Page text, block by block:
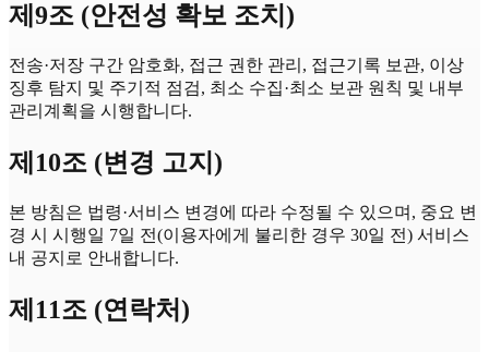
제9조 (안전성 확보 조치)
전송·저장 구간 암호화, 접근 권한 관리, 접근기록 보관, 이상
징후 탐지 및 주기적 점검, 최소 수집·최소 보관 원칙 및 내부
관리계획을 시행합니다.
제10조 (변경 고지)
본 방침은 법령·서비스 변경에 따라 수정될 수 있으며, 중요 변
경 시 시행일 7일 전(이용자에게 불리한 경우 30일 전) 서비스
내 공지로 안내합니다.
제11조 (연락처)